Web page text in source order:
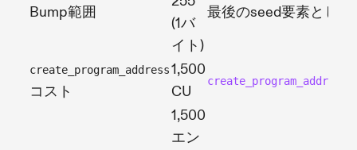
Bump範囲
(1バ
イト)
最後のseed要素として
create_program_address
コスト
1,500
CU
1,500
エン